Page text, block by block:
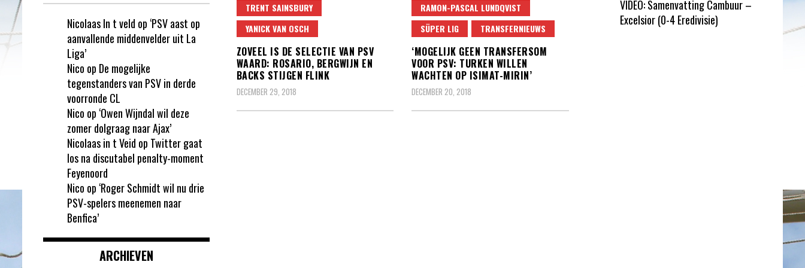
TRENT SAINSBURY
YANICK VAN OSCH
ZOVEEL IS DE SELECTIE VAN PSV
WAARD: ROSARIO, BERGWIJN EN
BACKS STIJGEN FLINK
DECEMBER 29, 2018
RAMON-PASCAL LUNDQVIST
SÜPER LIG
TRANSFERNIEUWS
‘MOGELIJK GEEN TRANSFERSOM
VOOR PSV: TURKEN WILLEN
WACHTEN OP ISIMAT-MIRIN’
DECEMBER 20, 2018
Nicolaas In t veld op ‘PSV aast op
aanvallende middenvelder uit La
Liga’
Nico op De mogelijke
tegenstanders van PSV in derde
voorronde CL
Nico op ‘Owen Wijndal wil deze
zomer dolgraag naar Ajax’
Nicolaas in t Veid op Twitter gaat
los na discutabel penalty-moment
Feyenoord
Nico op ‘Roger Schmidt wil nu drie
PSV-spelers meenemen naar
Benfica’
ARCHIEVEN
VIDEO: Samenvatting Cambuur –
Excelsior (0-4 Eredivisie)